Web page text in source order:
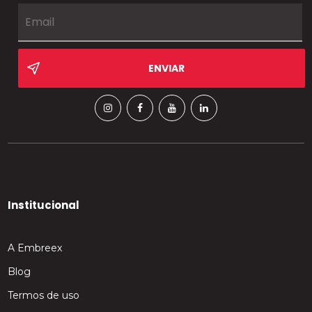
Institucional
A Embreex
Blog
Termos de uso